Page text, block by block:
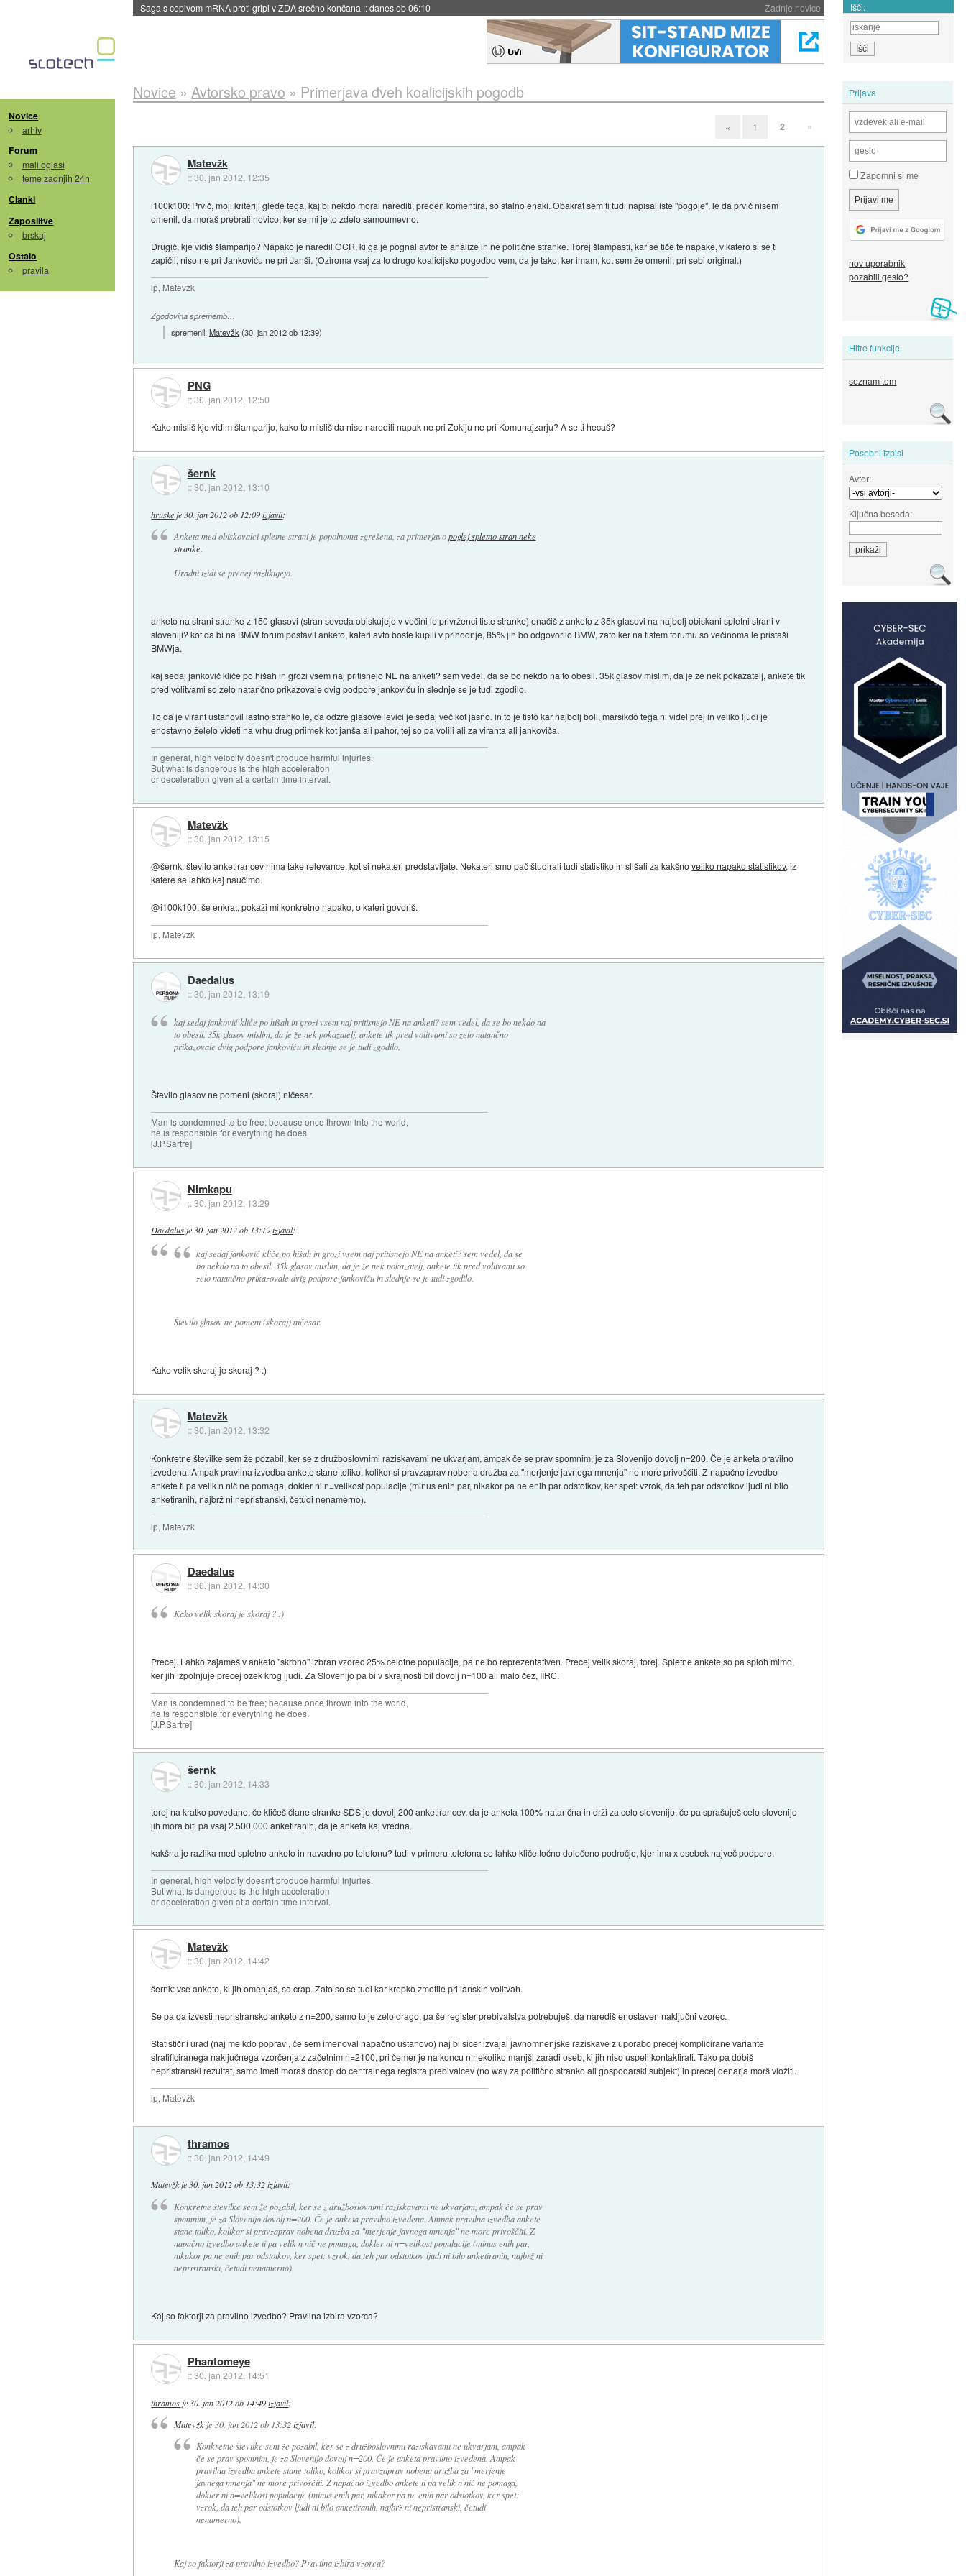
Zadnje novice
BMW v vozilih začel predvajati reklame::danes ob 06:09 Išči:
Novice
arhiv
Forum
mali oglasi
teme zadnjih 24h
Članki
Zaposlitve
brskaj
Ostalo
pravila
Prijava
Zapomni si me
nov uporabnik
pozabili geslo?
Hitre funkcije
seznam tem
Posebni izpisi
Avtor:
Ključna beseda:
Novice » Avtorsko pravo » Primerjava dveh koalicijskih pogodb
« 1 2 »
Matevžk
::30. jan 2012, 12:35
i100k100: Prvič, moji kriteriji glede tega, kaj bi nekdo moral narediti, preden komentira, so stalno enaki. Obakrat sem ti tudi napisal iste "pogoje", le da prvič nisem
omenil, da moraš prebrati novico, ker se mi je to zdelo samoumevno.
Drugič, kje vidiš šlamparijo? Napako je naredil OCR, ki ga je pognal avtor te analize in ne politične stranke. Torej šlampasti, kar se tiče te napake, v katero si se ti
zapičil, niso ne pri Jankoviću ne pri Janši. (Oziroma vsaj za to drugo koalicijsko pogodbo vem, da je tako, ker imam, kot sem že omenil, pri sebi original.)
lp, Matevžk
Zgodovina sprememb…
spremenil:Matevžk(30. jan 2012 ob 12:39)
PNG
::30. jan 2012, 12:50
Kako misliš kje vidim šlamparijo, kako to misliš da niso naredili napak ne pri Zokiju ne pri Komunajzarju? A se ti hecaš?
šernk
::30. jan 2012, 13:10
hruske je 30. jan 2012 ob 12:09 izjavil:
Anketa med obiskovalci spletne strani je popolnoma zgrešena, za primerjavopoglej spletno stran neke
stranke
Uradni izidi se precej razlikujejo.
anketo na strani stranke z 150 glasovi (stran seveda obiskujejo v večini le privrženci tiste stranke) enačiš z anketo z 35k glasovi na najbolj obiskani spletni strani v
sloveniji? kot da bi na BMW forum postavil anketo, kateri avto boste kupili v prihodnje, 85% jih bo odgovorilo BMW, zato ker na tistem forumu so večinoma le pristaši
BMWja.
kaj sedaj jankovič kliče po hišah in grozi vsem naj pritisnejo NE na anketi? sem vedel, da se bo nekdo na to obesil. 35k glasov mislim, da je že nek pokazatelj, ankete tik
pred volitvami so zelo natančno prikazovale dvig podpore jankoviču in slednje se je tudi zgodilo.
To da je virant ustanovil lastno stranko le, da odžre glasove levici je sedaj več kot jasno. in to je tisto kar najbolj boli, marsikdo tega ni videl prej in veliko ljudi je
enostavno želelo videti na vrhu drug priimek kot janša ali pahor, tej so pa volili ali za viranta ali jankoviča.
In general, high velocity doesn't produce harmful injuries.
But what is dangerous is the high acceleration
or deceleration given at a certain time interval.
Matevžk
::30. jan 2012, 13:15
@šernk: število anketirancev nima take relevance, kot si nekateri predstavljate. Nekateri smo pač študirali tudi statistiko in slišali za kakšnoveliko napako statistikov, iz
katere se lahko kaj naučimo.
@i100k100: še enkrat, pokaži mi konkretno napako, o kateri govoriš.
lp, Matevžk
Daedalus
::30. jan 2012, 13:19
kaj sedaj jankovič kliče po hišah in grozi vsem naj pritisnejo NE na anketi? sem vedel, da se bo nekdo na
to obesil. 35k glasov mislim, da je že nek pokazatelj, ankete tik pred volitvami so zelo natančno
prikazovale dvig podpore jankoviču in slednje se je tudi zgodilo.
Število glasov ne pomeni (skoraj) ničesar.
Man is condemned to be free; because once thrown into the world,
he is responsible for everything he does.
[J.P.Sartre]
Nimkapu
::30. jan 2012, 13:29
Daedalusje30. jan 2012 ob 13:19 izjavil:
kaj sedaj jankovič kliče po hišah in grozi vsem naj pritisnejo NE na anketi? sem vedel, da se
bo nekdo na to obesil. 35k glasov mislim, da je že nek pokazatelj, ankete tik pred volitvami so
zelo natančno prikazovale dvig podpore jankoviču in slednje se je tudi zgodilo.
Število glasov ne pomeni (skoraj) ničesar.
Kako velik skoraj je skoraj ? :)
Matevžk
::30. jan 2012, 13:32
Konkretne številke sem že pozabil, ker se z družboslovnimi raziskavami ne ukvarjam, ampak če se prav spomnim, je za Slovenijo dovolj n=200. Če je anketa pravilno
izvedena. Ampak pravilna izvedba ankete stane toliko, kolikor si pravzaprav nobena družba za "merjenje javnega mnenja" ne more privoščiti. Z napačno izvedbo
ankete ti pa velik n nič ne pomaga, dokler ni n=velikost populacije (minus enih par, nikakor pa ne enih par odstotkov, ker spet: vzrok, da teh par odstotkov ljudi ni bilo
anketiranih, najbrž ni nepristranski, četudi nenamerno).
lp, Matevžk
Daedalus
::30. jan 2012, 14:30
Kako velik skoraj je skoraj ? :)
Precej. Lahko zajameš v anketo "skrbno" izbran vzorec 25% celotne populacije, pa ne bo reprezentativen. Precej velik skoraj, torej. Spletne ankete so pa sploh mimo,
ker jih izpolnjuje precej ozek krog ljudi. Za Slovenijo pa bi v skrajnosti bil dovolj n=100 ali malo čez, IIRC.
Man is condemned to be free; because once thrown into the world,
he is responsible for everything he does.
[J.P.Sartre]
šernk
::30. jan 2012, 14:33
torej na kratko povedano, če kličeš člane stranke SDS je dovolj 200 anketirancev, da je anketa 100% natančna in drži za celo slovenijo, če pa sprašuješ celo slovenijo
jih mora biti pa vsaj 2.500.000 anketiranih, da je anketa kaj vredna.
kakšna je razlika med spletno anketo in navadno po telefonu? tudi v primeru telefona se lahko kliče točno določeno področje, kjer ima x osebek največ podpore.
In general, high velocity doesn't produce harmful injuries.
But what is dangerous is the high acceleration
or deceleration given at a certain time interval.
Matevžk
::30. jan 2012, 14:42
šernk: vse ankete, ki jih omenjaš, so crap. Zato so se tudi kar krepko zmotile pri lanskih volitvah.
Se pa da izvesti nepristransko anketo z n=200, samo to je zelo drago, pa še register prebivalstva potrebuješ, da narediš enostaven naključni vzorec.
Statistični urad (naj me kdo popravi, če sem imenoval napačno ustanovo) naj bi sicer izvajal javnomnenjske raziskave z uporabo precej komplicirane variante
stratificiranega naključnega vzorčenja z začetnim n=2100, pri čemer je na koncu n nekoliko manjši zaradi oseb, ki jih niso uspeli kontaktirati. Tako pa dobiš
nepristranski rezultat, samo imeti moraš dostop do centralnega registra prebivalcev (no way za politično stranko ali gospodarski subjekt) in precej denarja morš vložiti.
lp, Matevžk
thramos
::30. jan 2012, 14:49
Matevžkje30. jan 2012 ob 13:32 izjavil:
Konkretne številke sem že pozabil, ker se z družboslovnimi raziskavami ne ukvarjam, ampak če se prav
spomnim, je za Slovenijo dovolj n=200. Če je anketa pravilno izvedena. Ampak pravilna izvedba ankete
stane toliko, kolikor si pravzaprav nobena družba za "merjenje javnega mnenja" ne more privoščiti. Z
napačno izvedbo ankete ti pa velik n nič ne pomaga, dokler ni n=velikost populacije (minus enih par,
nikakor pa ne enih par odstotkov, ker spet: vzrok, da teh par odstotkov ljudi ni bilo anketiranih, najbrž ni
nepristranski, četudi nenamerno).
Kaj so faktorji za pravilno izvedbo? Pravilna izbira vzorca?
Phantomeye
::30. jan 2012, 14:51
thramos je 30. jan 2012 ob 14:49 izjavil:
Matevžkje 30. jan 2012 ob 13:32 izjavil:
Konkretne številke sem že pozabil, ker se z družboslovnimi raziskavami ne ukvarjam, ampak
če se prav spomnim, je za Slovenijo dovolj n=200. Če je anketa pravilno izvedena. Ampak
pravilna izvedba ankete stane toliko, kolikor si pravzaprav nobena družba za "merjenje
javnega mnenja" ne more privoščiti. Z napačno izvedbo ankete ti pa velik n nič ne pomaga,
dokler ni n=velikost populacije (minus enih par, nikakor pa ne enih par odstotkov, ker spet:
vzrok, da teh par odstotkov ljudi ni bilo anketiranih, najbrž ni nepristranski, četudi
nenamerno).
Kaj so faktorji za pravilno izvedbo? Pravilna izbira vzorca?